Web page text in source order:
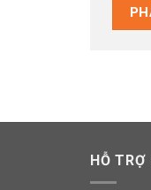
HỖ TRỢ